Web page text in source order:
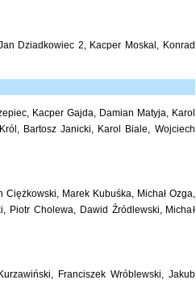
Dziadkowiec 2, Kacper Moskal, Konrad
Kacper Gajda, Damian Matyja, Karol
Bartosz Janicki, Karol Biale, Wojciech
Ciężkowski, Marek Kubuśka, Michał Ozga,
Piotr Cholewa, Dawid Źródlewski, Michał
Franciszek Wróblewski, Jakub